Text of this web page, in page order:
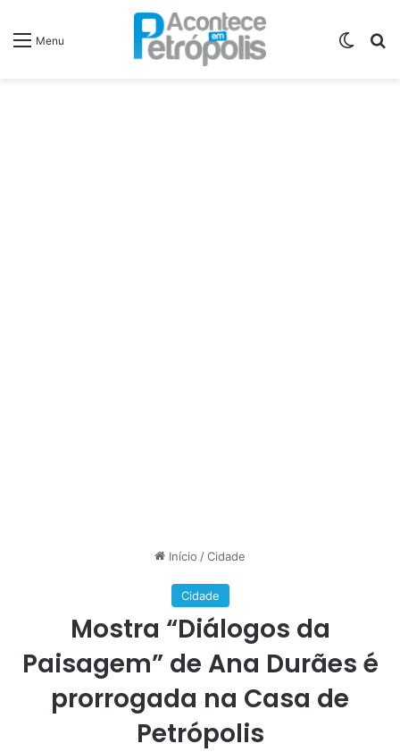
Menu
Início /Cidade
Cidade
Mostra “Diálogos da
Paisagem” de Ana Durães é
prorrogada na Casa de
Petrópolis